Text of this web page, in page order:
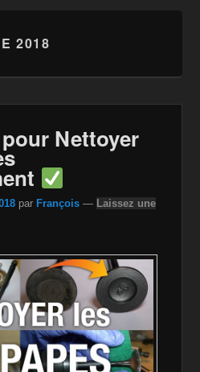
2018
Nettoyer
par François — Laissez une